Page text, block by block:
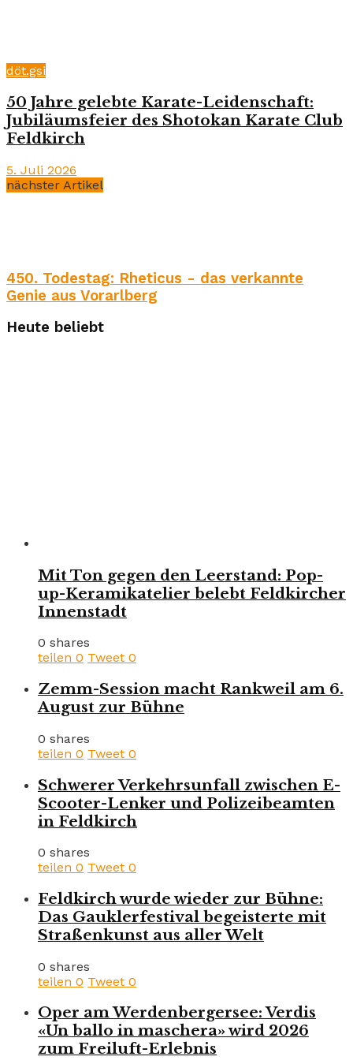
döt.gsi
50 Jahre gelebte Karate-Leidenschaft:
Jubiläumsfeier des Shotokan Karate Club
Feldkirch
5. Juli 2026
nächster Artikel
450. Todestag: Rheticus - das verkannte
Genie aus Vorarlberg
Heute beliebt
Mit Ton gegen den Leerstand: Pop-
up-Keramikatelier belebt Feldkircher
Innenstadt
0 shares
teilen 0 Tweet 0
Zemm-Session macht Rankweil am 6.
August zur Bühne
0 shares
teilen 0 Tweet 0
Schwerer Verkehrsunfall zwischen E-
Scooter-Lenker und Polizeibeamten
in Feldkirch
0 shares
teilen 0 Tweet 0
Feldkirch wurde wieder zur Bühne:
Das Gauklerfestival begeisterte mit
Straßenkunst aus aller Welt
0 shares
teilen 0 Tweet 0
Oper am Werdenbergersee: Verdis
«Un ballo in maschera» wird 2026
zum Freiluft-Erlebnis